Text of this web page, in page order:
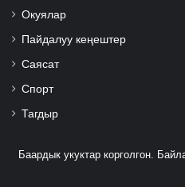
Окуялар
Пайдалуу кеңештер
Саясат
Спорт
Тагдыр
Баардык укуктар корголгон.